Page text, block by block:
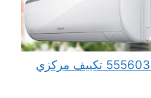
فني تكييف وتبريد الرميثية 55560390 تكييف مركزي